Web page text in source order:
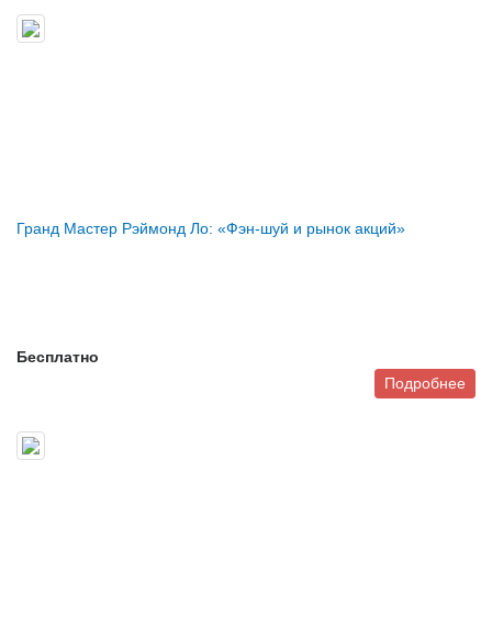
Гранд Мастер Рэймонд Ло: «Фэн-шуй и рынок акций»
Бесплатно
Подробнее